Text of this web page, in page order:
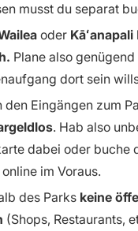
musst du separat
oder Kāʻanapali
Plane also
dort sein
den Eingängen zum
. Hab also
dabei oder buche
im Voraus.
des Parks keine
(Shops, Restaurants,